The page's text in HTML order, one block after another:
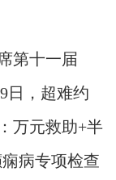
第十一届
年庆典
日，超难约
共抗癫痫，速
万元救助+半
合条件者速
痫病专项检查